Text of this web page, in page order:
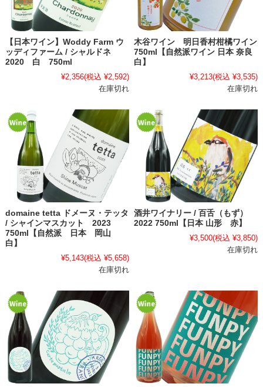
【日本ワイン】Woddy Farm ウ
ッディファーム / シャルドネ
2020 白 750ml
¥2,356(税込 ¥2,592)
在庫切れ
木谷ワイン 明日香村柑橘ワイン
750ml【自然派ワイン 日本 奈良
白】
¥3,213(税込 ¥3,535)
在庫切れ
domaine tetta ドメーヌ・テッタ
/ シャインマスカット 2023
750ml【自然派 日本 岡山
白】
¥5,143(税込 ¥5,658)
在庫切れ
酒井ワイナリー / 百舌（もず）
2022 750ml【日本 山形 赤】
¥3,500(税込 ¥3,850)
在庫切れ